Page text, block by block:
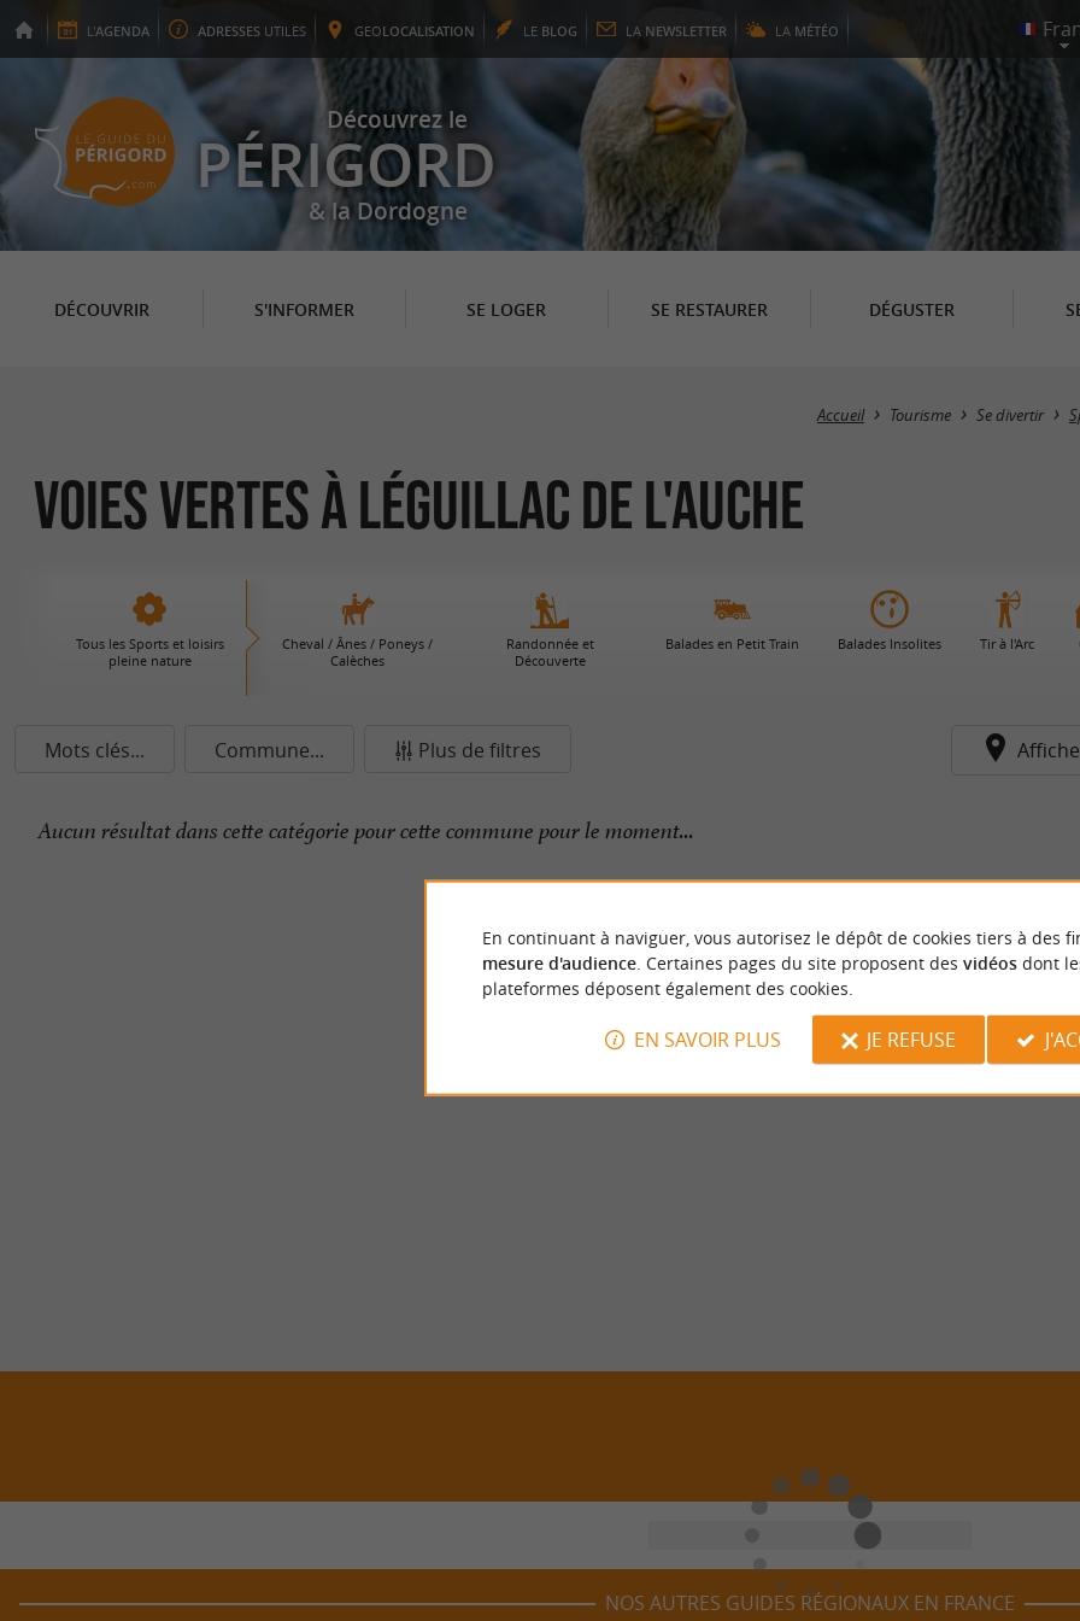
L'AGENDA ADRESSES UTILES GEOLOCALISATION LE BLOG LA NEWSLETTER LA MÉTÉO
Découvrez le
PÉRIGORD
& la Dordogne
DÉCOUVRIR S'INFORMER SE LOGER SE RESTAURER DÉGUSTER
Accueil Tourisme Se divertir
Voies Vertes à Léguillac de l'Auche
Tous les Sports et loisirs
pleine nature
Cheval / Ânes / Poneys /
Calèches
Randonnée et
Découverte
Balades en Petit Train Balades Insolites Tir à l'Arc
Mots clés... Commune... Plus de filtres
Aucun résultat dans cette catégorie pour cette commune pour le moment...
NOS AUTRES GUIDES RÉGIONAUX EN FRANCE
En continuant à naviguer, vous autorisez le dépôt de cookies tiers à des
mesure d'audience. Certaines pages du site proposent des vidéosdont
plateformes déposent également des cookies.
EN SAVOIR PLUS JE REFUSE